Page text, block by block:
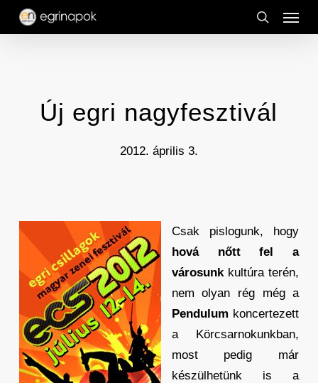
Skip
search
Menu
Új egri nagyfesztivál
2012. április 3.
Csak pislogunk, hogy
hová nőtt fel a
városunkkultúra terén,
nem olyan rég még a
Pendulum koncertezett
a Körcsarnokunkban,
most pedig már
készülhetünk is a